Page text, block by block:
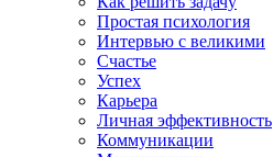
Простая психология
Интервью с великими
Счастье
Успех
Карьера
Личная эффективность
Коммуникации